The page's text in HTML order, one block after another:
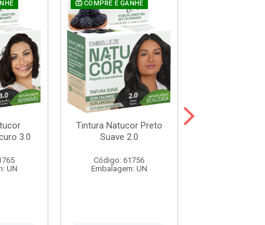
3.0
UN
COMPRE E GANHE
Tintura Natucor Preto
Suave 2.0
Código: 61756
Embalagem: UN